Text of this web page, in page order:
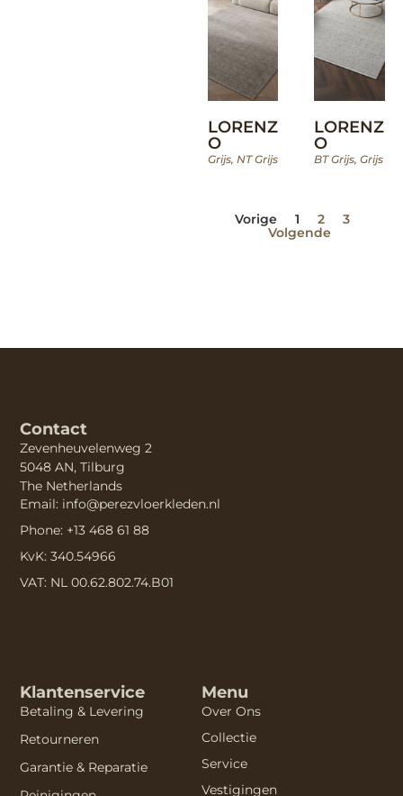
LORENZ
O
Grijs, NT Grijs
LORENZ
O
BT Grijs,Grijs
Vorige 1 2
3
Volgende
Menu
Over Ons
Collectie
Service
Vestigingen
Klantenservice
Betaling & Levering
Retourneren
Garantie & Reparatie
Contact
Zevenheuvelenweg 2
5048 AN, Tilburg
The Netherlands
Email: info@perezvloerkleden.nl
Phone: +13 468 61 88
KvK: 340.54966
VAT: NL 00.62.802.74.B01